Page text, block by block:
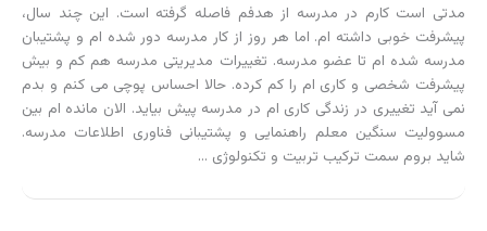
مدتی است کارم در مدرسه از هدفم فاصله گرفته است. این چند سال،
پیشرفت خوبی داشته ام. اما هر روز از کار مدرسه دور شده ام و پشتیبان
مدرسه شده ام تا عضو مدرسه. تغییرات مدیریتی مدرسه هم کم و بیش
پیشرفت شخصی و کاری ام را کم کرده. حالا احساس پوچی می کنم و بدم
نمی آید تغییری در زندگی کاری ام در مدرسه پیش بیاید. الان مانده ام بین
مسوولیت سنگین معلم راهنمایی و پشتیبانی فناوری اطلاعات مدرسه.
شاید بروم سمت ترکیب تربیت و تکنولوژی …